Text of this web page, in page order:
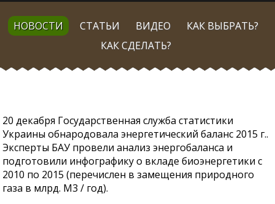
НОВОСТИ СТАТЬИ ВИДЕО
КАК ВЫБРАТЬ?
КАК СДЕЛАТЬ?
20 декабря Государственная служба статистики
Украины обнародовала энергетический баланс 2015 г..
Эксперты БАУ провели анализ энергобаланса и
подготовили инфографику о вкладе биоэнергетики с
2010 по 2015 (перечислен в замещения природного
газа в млрд. М3 / год).